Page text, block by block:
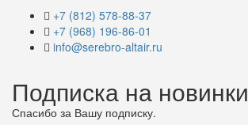
+7 (812) 578-88-37
+7 (968) 196-86-01
info@serebro-altair.ru
Подписка на новинки
Спасибо за Вашу подписку.